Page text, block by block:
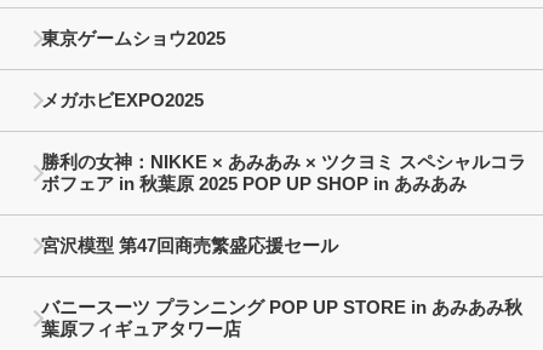
東京ゲームショウ2025
メガホビEXPO2025
勝利の女神：NIKKE × あみあみ × ツクヨミ スペシャルコラ
ボフェア in 秋葉原 2025 POP UP SHOP in あみあみ
宮沢模型 第47回商売繁盛応援セール
バニースーツ プランニング POP UP STORE in あみあみ秋
葉原フィギュアタワー店